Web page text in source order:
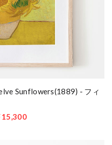
Sunflowers(1889) - フィ
15,300